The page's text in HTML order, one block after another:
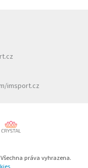
imsport.cz
práva vyhrazena.